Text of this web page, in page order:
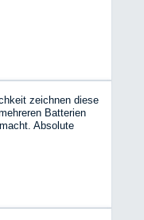
zeichnen diese
Batterien
Absolute